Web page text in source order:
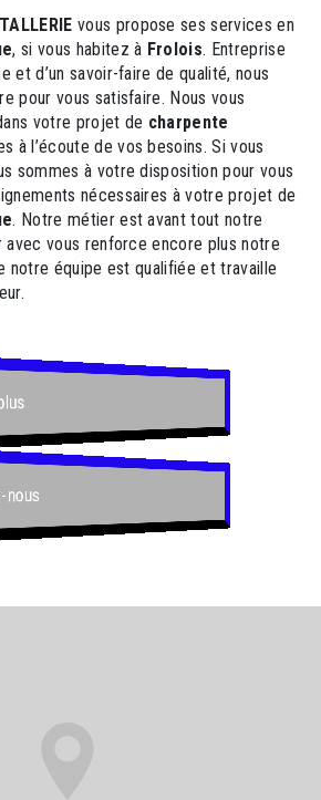
vous propose ses services en
, si vous habitez à Frolois. Entreprise
et d’un savoir-faire de qualité, nous
pour vous satisfaire. Nous vous
votre projet de charpente
à l’écoute de vos besoins. Si vous
sommes à votre disposition pour vous
nécessaires à votre projet de
. Notre métier est avant tout notre
avec vous renforce encore plus notre
notre équipe est qualifiée et travaille